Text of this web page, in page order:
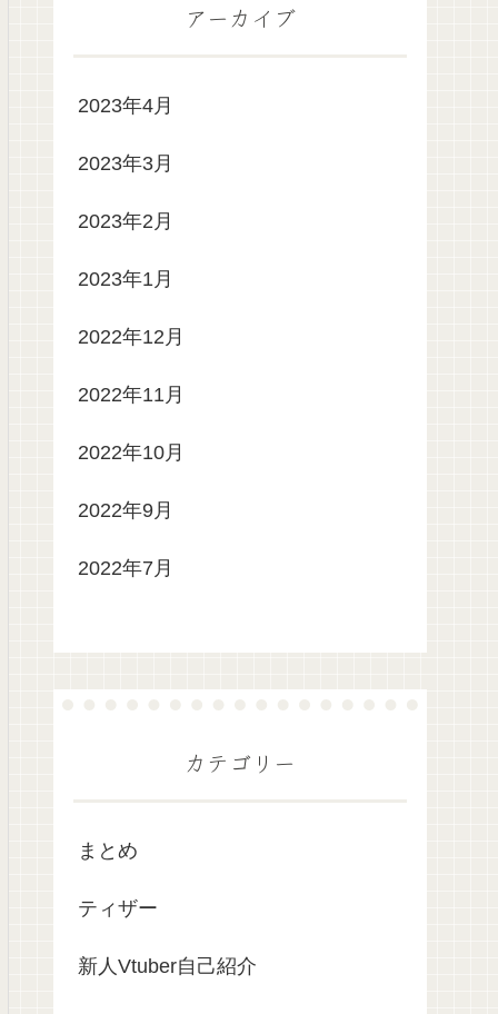
アーカイブ
2023年4月
2023年3月
2023年2月
2023年1月
2022年12月
2022年11月
2022年10月
2022年9月
2022年7月
カテゴリー
まとめ
ティザー
新人Vtuber自己紹介